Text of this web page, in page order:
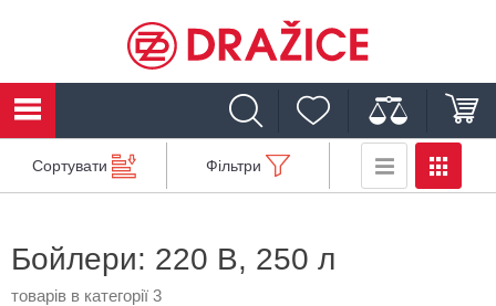
Сортувати Фільтри
Бойлери: 220 В, 250 л
товарів в категорії 3